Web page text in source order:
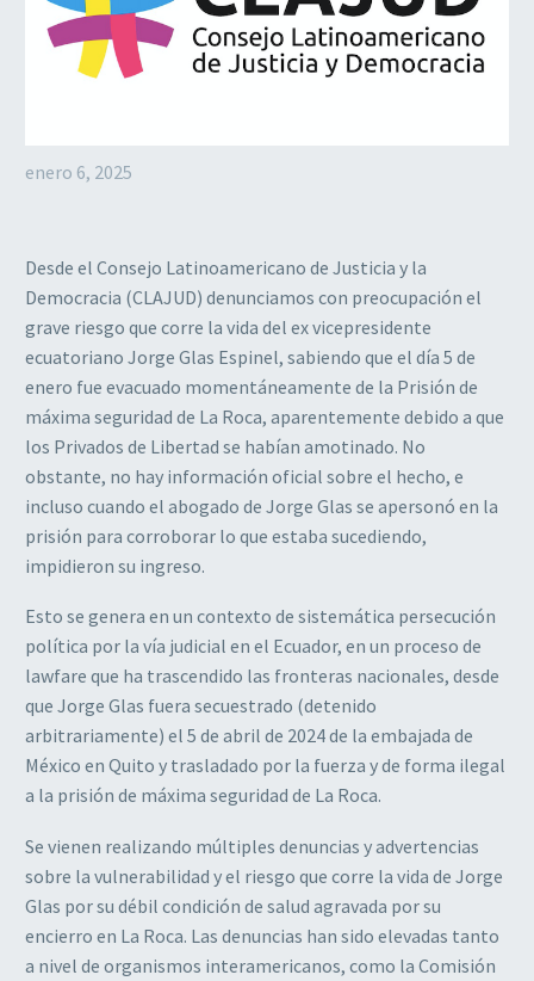
enero 6, 2025
Desde el Consejo Latinoamericano de Justicia y la
Democracia (CLAJUD) denunciamos con preocupación el
grave riesgo que corre la vida del ex vicepresidente
ecuatoriano Jorge Glas Espinel, sabiendo que el día 5 de
enero fue evacuado momentáneamente de la Prisión de
máxima seguridad de La Roca, aparentemente debido a que
los Privados de Libertad se habían amotinado. No
obstante, no hay información oficial sobre el hecho, e
incluso cuando el abogado de Jorge Glas se apersonó en la
prisión para corroborar lo que estaba sucediendo,
impidieron su ingreso.
Esto se genera en un contexto de sistemática persecución
política por la vía judicial en el Ecuador, en un proceso de
lawfare que ha trascendido las fronteras nacionales, desde
que Jorge Glas fuera secuestrado (detenido
arbitrariamente) el 5 de abril de 2024 de la embajada de
México en Quito y trasladado por la fuerza y de forma ilegal
a la prisión de máxima seguridad de La Roca.
Se vienen realizando múltiples denuncias y advertencias
sobre la vulnerabilidad y el riesgo que corre la vida de Jorge
Glas por su débil condición de salud agravada por su
encierro en La Roca. Las denuncias han sido elevadas tanto
a nivel de organismos interamericanos, como la Comisión